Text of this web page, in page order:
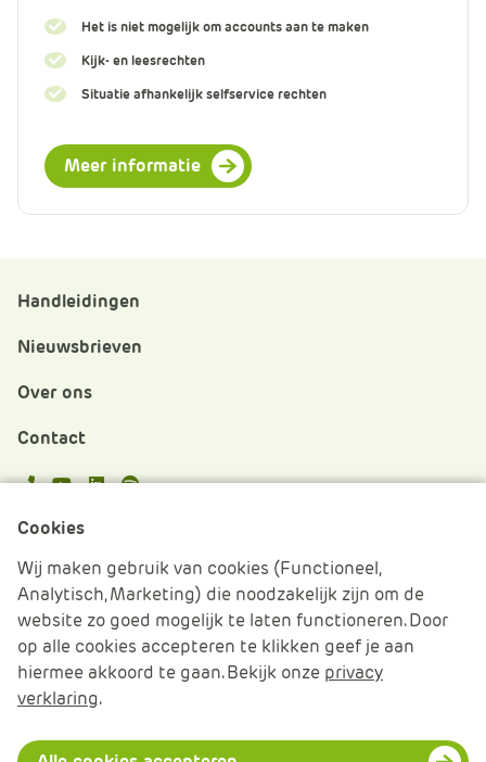
Het is niet mogelijk om accounts aan te maken
Kijk- en leesrechten
Situatie afhankelijk selfservice rechten
Meer informatie
Handleidingen
Nieuwsbrieven
Over ons
Contact
© 2026 APS IT-diensten - Alle rechten voorbehouden
Cookies beheren
Cookie verklaring
Algemene voorwaarden
Disclaimer & Privacy
Cookies
Wij maken gebruik van cookies (Functioneel,
Analytisch, Marketing) die noodzakelijk zijn om de
website zo goed mogelijk te laten functioneren. Door
op alle cookies accepteren te klikken geef je aan
hiermee akkoord te gaan. Bekijk onze privacy
verklaring.